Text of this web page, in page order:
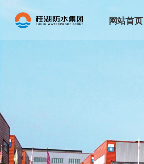
网站首页